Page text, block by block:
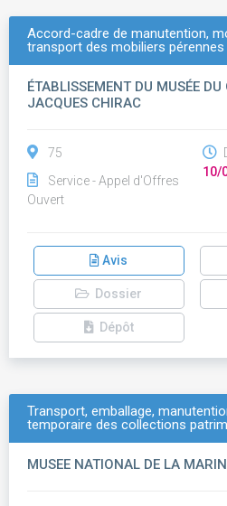
Accord-cadre de manutention,
transport des mobiliers
ÉTABLISSEMENT DU MUSÉE
JACQUES CHIRAC
75
Service - Appel d'Offres
Ouvert
10/
Avis
Dossier
Dépôt
Transport, emballage,
temporaire des collections
MUSEE NATIONAL DE LA